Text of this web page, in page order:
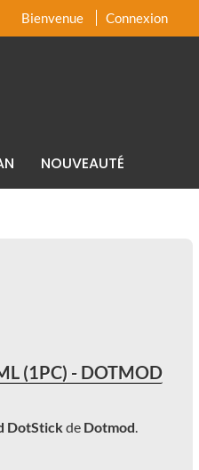
Bienvenue Connexion
NOUVEAUTÉ
(1PC) - DOTMOD
DotStickde Dotmod.
xx